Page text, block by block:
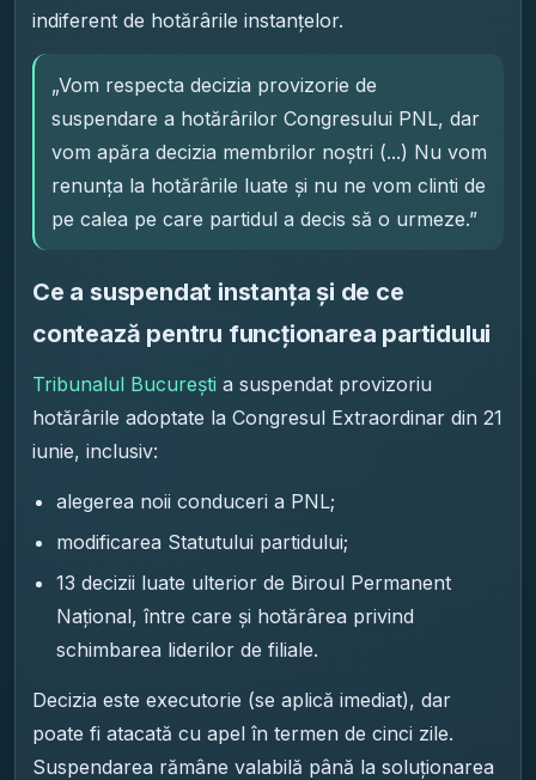
indiferent de hotărârile instanțelor.
„Vom respecta decizia provizorie de
suspendare a hotărârilor Congresului PNL, dar
vom apăra decizia membrilor noștri (...) Nu vom
renunța la hotărârile luate și nu ne vom clinti de
pe calea pe care partidul a decis să o urmeze.”
Ce a suspendat instanța și de ce
contează pentru funcționarea partidului
Tribunalul București a suspendat provizoriu
hotărârile adoptate la Congresul Extraordinar din 21
iunie, inclusiv:
alegerea noii conduceri a PNL;
modificarea Statutului partidului;
13 decizii luate ulterior de Biroul Permanent
Național, între care și hotărârea privind
schimbarea liderilor de filiale.
Decizia este executorie (se aplică imediat), dar
poate fi atacată cu apel în termen de cinci zile.
Suspendarea rămâne valabilă până la soluționarea